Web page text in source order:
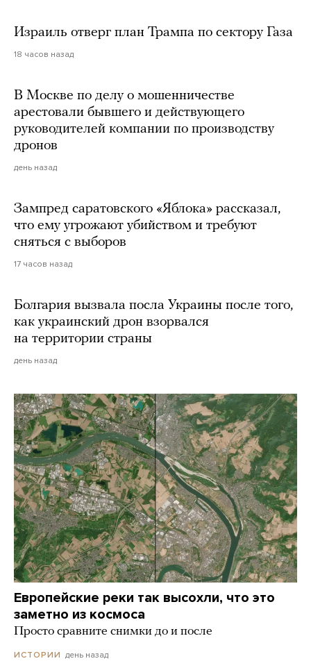
Израиль отверг план Трампа по сектору Газа
18 часов назад
В Москве по делу о мошенничестве
арестовали бывшего и действующего
руководителей компании по производству
дронов
день назад
Зампред саратовского «Яблока» рассказал,
что ему угрожают убийством и требуют
сняться с выборов
17 часов назад
Болгария вызвала посла Украины после того,
как украинский дрон взорвался
на территории страны
день назад
Европейские реки так высохли, что это
заметно из космоса
Просто сравните снимки до и после
ИСТОРИИ день назад